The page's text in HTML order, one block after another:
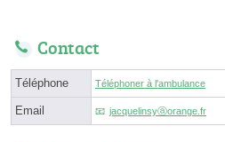
Contact
Téléphone Téléphoner à l'ambulance
Email jacquelinsyⓐorange.fr